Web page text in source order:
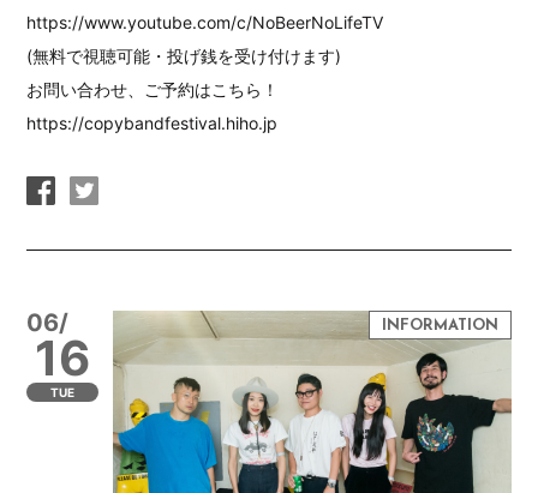
https://www.youtube.com/c/NoBeerNoLifeTV
(無料で視聴可能・投げ銭を受け付けます)
お問い合わせ、ご予約はこちら！
https://copybandfestival.hiho.jp
06/
16
TUE